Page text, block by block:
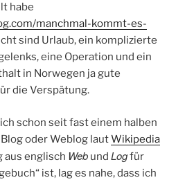
habe
manchmal-kommt-es-
sind Urlaub, ein komplizierte
eine Operation und ein
in Norwegen ja gute
die Verspätung.
schon seit fast einem halben
oder Weblog lautWikipedia
aus englisch Web und Logfür
ist, lag es nahe, dass ich